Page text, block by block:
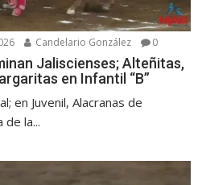
Candelario González 0
Jaliscienses; Alteñitas,
en Infantil “B”
en Juvenil, Alacranas de
de la...